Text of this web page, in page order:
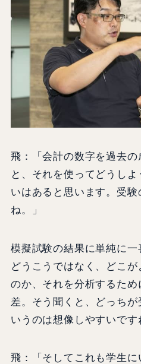
飛：「会計の数字を過去
と、それを使ってどうし
いはあると思います。受
ね。」
模擬試験の結果に単純に
どうこうではなく、どこ
のか、それを分析するた
差。そう聞くと、どっち
いうのは想像しやすいです
飛：「そしてこれも学生